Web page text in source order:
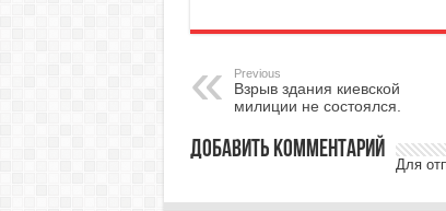
Previous
Взрыв здания киевской
милиции не состоялся.
Добавить комментарий
Для